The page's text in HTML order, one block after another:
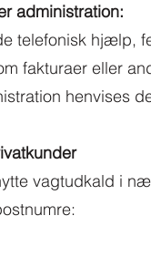
administration:
telefonisk hjælp,
fakturaer eller
henvises
vagtudkald i